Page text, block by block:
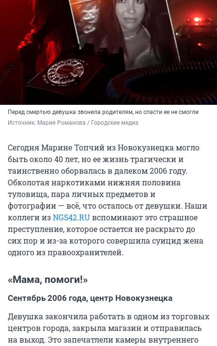
Перед смертью девушка звонила родителям, но спасти ее не смогли
Источник: Мария Романова / Городские медиа
Сегодня Марине Топчий из Новокузнецка могло
быть около 40 лет, но ее жизнь трагически и
таинственно оборвалась в далеком 2006 году.
Обколотая наркотиками нижняя половина
туловища, пара личных предметов и
фотографии — всё, что осталось от девушки. Наши
коллеги изNGS42.RUвспоминают это страшное
преступление, которое остается не раскрыто до
сих пор и из-за которого совершила суицид жена
одного из правоохранителей.
«Мама, помоги!»
Сентябрь 2006 года, центр Новокузнецка
Девушка закончила работать в одном из торговых
центров города, закрыла магазин и отправилась
на выход. Это запечатлели камеры внутреннего